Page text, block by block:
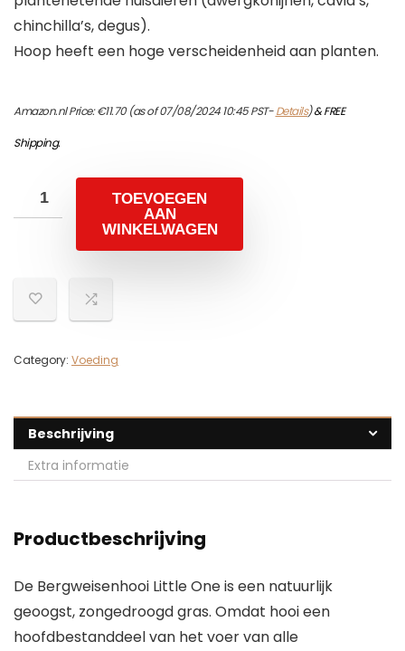
chinchilla’s, degus).
Hoop heeft een hoge verscheidenheid aan planten.
Amazon.nl Price:€11.70(as of 07/08/2024 10:45 PST-Details)&FREE
Shipping.
TOEVOEGEN
AAN
WINKELWAGEN
Category: Voeding
Beschrijving
Extra informatie
Productbeschrijving
De Bergweisenhooi Little One is een natuurlijk
geoogst, zongedroogd gras. Omdat hooi een
hoofdbestanddeel van het voer van alle